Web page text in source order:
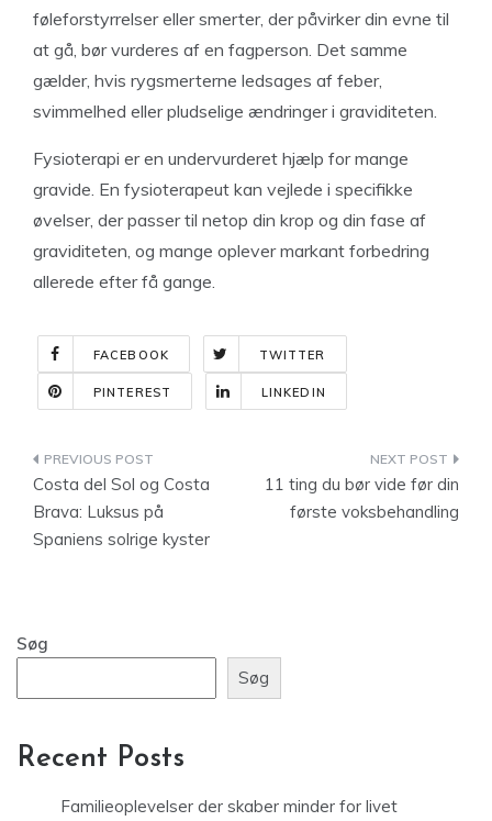
føleforstyrrelser eller smerter, der påvirker din evne til
at gå, bør vurderes af en fagperson. Det samme
gælder, hvis rygsmerterne ledsages af feber,
svimmelhed eller pludselige ændringer i graviditeten.
Fysioterapi er en undervurderet hjælp for mange
gravide. En fysioterapeut kan vejlede i specifikke
øvelser, der passer til netop din krop og din fase af
graviditeten, og mange oplever markant forbedring
allerede efter få gange.
FACEBOOK TWITTER
PINTEREST LINKEDIN
Indlægsnavigation
Costa del Sol og Costa
Brava: Luksus på
Spaniens solrige kyster
11 ting du bør vide før din
første voksbehandling
Søg
Søg
Recent Posts
Familieoplevelser der skaber minder for livet